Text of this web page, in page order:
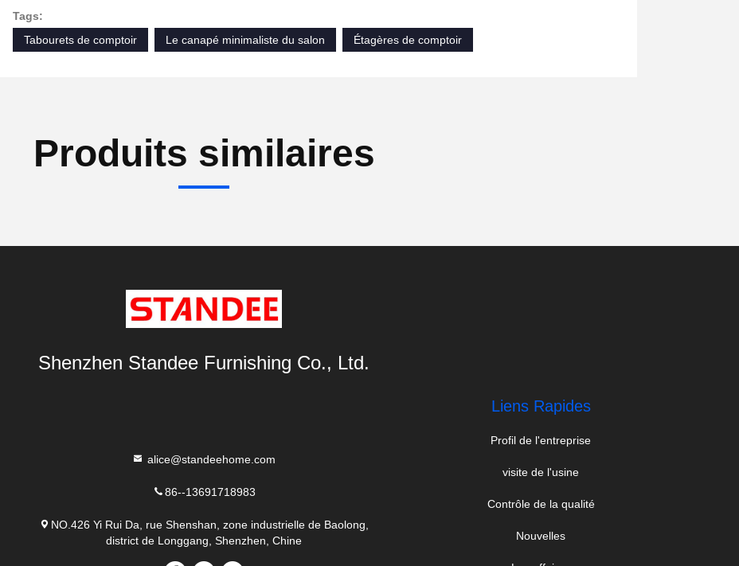
Tags:
Tabourets de comptoir
Le canapé minimaliste du salon Étagères de comptoir
Produits similaires
Shenzhen Standee Furnishing Co., Ltd.
alice@standeehome.com
86--13691718983
NO.426 Yi Rui Da, rue Shenshan, zone industrielle de Baolong,
district de Longgang, Shenzhen, Chine
Liens Rapides
Profil de l'entreprise
visite de l'usine
Contrôle de la qualité
Nouvelles